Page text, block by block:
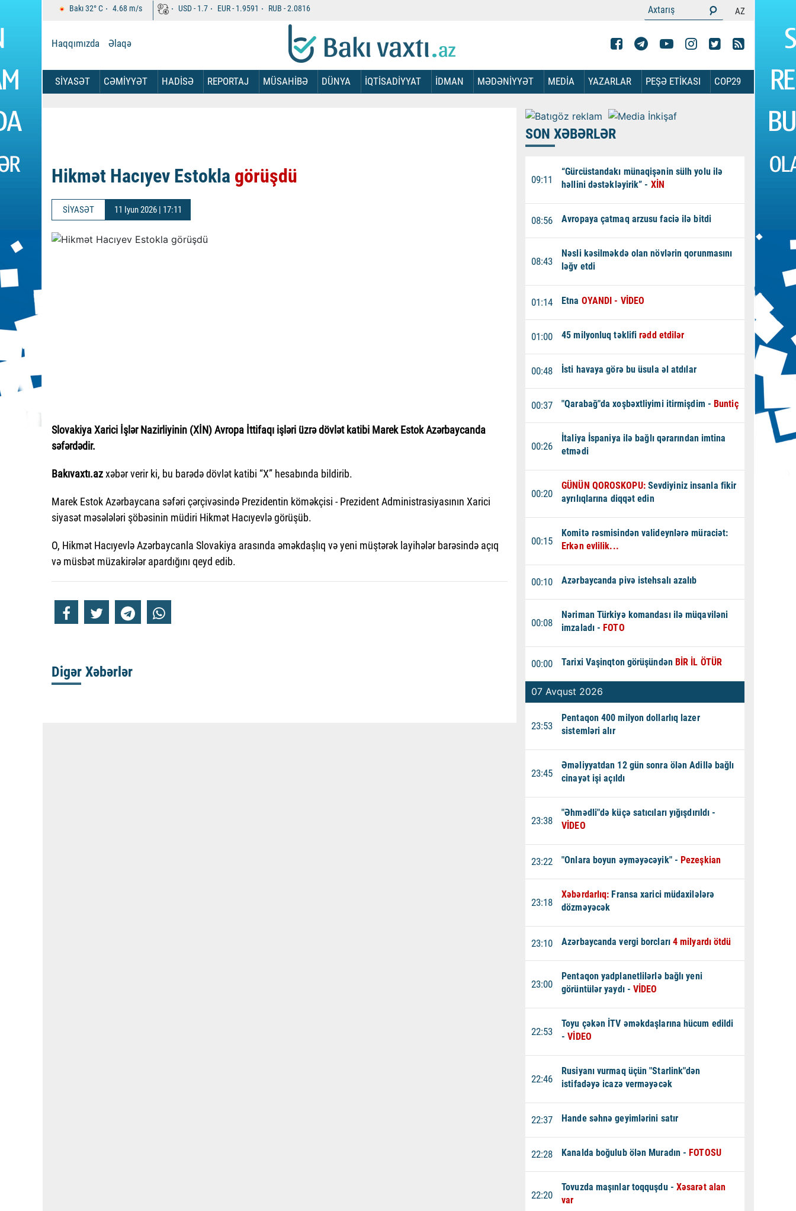
Bakı32°C 4.68 m/s USD -1.7 EUR -1.9591 RUB -2.0816 AZ
Haqqımızda Əlaqə
SİYASƏT CƏMİYYƏT HADİSƏ REPORTAJ MÜSAHİBƏ DÜNYA İQTİSADİYYAT İDMAN MƏDƏNİYYƏT MEDİA YAZARLAR PEŞƏ ETİKASI COP29
Hikmət Hacıyev Estokla görüşdü
SİYASƏT 11 Iyun 2026 | 17:11
Slovakiya Xarici İşlər Nazirliyinin (XİN) Avropa İttifaqı işləri üzrə dövlət katibi Marek Estok Azərbaycanda
səfərdədir.
Bakıvaxtı.azxəbər verir ki, bu barədə dövlət katibi “X” hesabında bildirib.
Marek Estok Azərbaycana səfəri çərçivəsində Prezidentin köməkçisi - Prezident Administrasiyasının Xarici
siyasət məsələləri şöbəsinin müdiri Hikmət Hacıyevlə görüşüb.
O, Hikmət Hacıyevlə Azərbaycanla Slovakiya arasında əməkdaşlıq və yeni müştərək layihələr barəsində açıq
və müsbət müzakirələr apardığını qeyd edib.
Digər Xəbərlər
SON XƏBƏRLƏR
09:11
“Gürcüstandakı münaqişənin sülh yolu ilə
həllini dəstəkləyirik” - XİN
08:56 Avropaya çatmaq arzusu faciə ilə bitdi
08:43
Nəsli kəsilməkdə olan növlərin qorunmasını
ləğv etdi
01:14 Etna OYANDI - VİDEO
01:00 45 milyonluq təklifirədd etdilər
00:48 İsti havaya görə bu üsula əl atdılar
00:37 "Qarabağ"da xoşbəxtliyimi itirmişdim - Buntiç
00:26
İtaliya İspaniya ilə bağlı qərarından imtina
etmədi
00:20
GÜNÜN QOROSKOPU: Sevdiyiniz insanla fikir
ayrılıqlarına diqqət edin
00:15
Komitə rəsmisindən valideynlərə müraciət:
Erkən evlilik...
00:10 Azərbaycanda pivə istehsalı azalıb
00:08
Nəriman Türkiyə komandası ilə müqaviləni
imzaladı - FOTO
00:00 Tarixi Vaşinqton görüşündən BİR İL ÖTÜR
07 Avqust 2026
23:53
Pentaqon 400 milyon dollarlıq lazer
sistemləri alır
23:45
Əməliyyatdan 12 gün sonra ölən Adillə bağlı
cinayət işi açıldı
23:38
"Əhmədli"də küçə satıcıları yığışdırıldı -
VİDEO
23:22 "Onlara boyun əyməyəcəyik" - Pezeşkian
23:18
Xəbərdarlıq: Fransa xarici müdaxilələrə
dözməyəcək
23:10 Azərbaycanda vergi borcları 4 milyardı ötdü
23:00
Pentaqon yadplanetlilərlə bağlı yeni
görüntülər yaydı -VİDEO
22:53
Toyu çəkən İTV əməkdaşlarına hücum edildi
- VİDEO
22:46
Rusiyanı vurmaq üçün "Starlink"dən
istifadəyə icazə verməyəcək
22:37 Hande səhnə geyimlərini satır
22:28 Kanalda boğulub ölən Muradın - FOTOSU
22:20
Tovuzda maşınlar toqquşdu - Xəsarət alan
var